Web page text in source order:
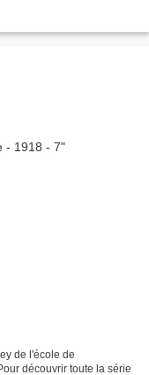
de l'école de
découvrir toute la série